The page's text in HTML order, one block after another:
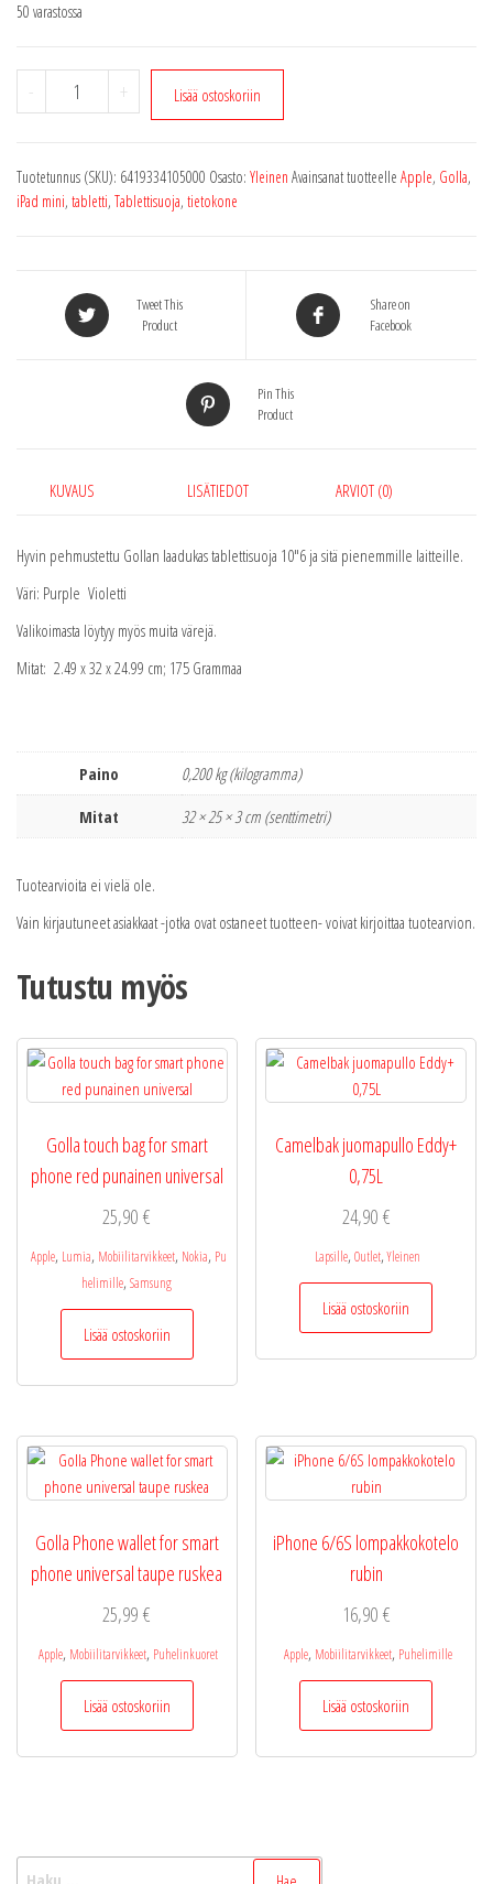
50 varastossa
-
Tabletti
suoja
Violetti
CG1426
+ Lisää ostoskoriin
Tuotetunnus (SKU): 6419334105000 Osasto: Yleinen Avainsanat tuotteelle Apple, Golla,
iPad mini, tabletti, Tablettisuoja, tietokone
Tweet This
Product
Share on
Facebook
Pin This
Product
KUVAUS LISÄTIEDOT ARVIOT (0)
Hyvin pehmustettu Gollan laadukas tablettisuoja 10″6 ja sitä pienemmille laitteille.
Väri: Purple Violetti
Valikoimasta löytyy myös muita värejä.
Mitat: 2.49 x 32 x 24.99 cm; 175 Grammaa
Paino
0,200 kg (kilogramma)
Mitat
32 × 25 × 3 cm (senttimetri)
Tuotearvioita ei vielä ole.
Vain kirjautuneet asiakkaat -jotka ovat ostaneet tuotteen- voivat kirjoittaa tuotearvion.
Tutustu myös
Golla touch bag for smart
phone red punainen universal
25,90€
Apple, Lumia, Mobiilitarvikkeet, Nokia, Pu
helimille, Samsung
Lisää ostoskoriin
Camelbak juomapullo Eddy+
0,75L
24,90 €
Lapsille, Outlet, Yleinen
Lisää ostoskoriin
Golla Phone wallet for smart
phone universal taupe ruskea
25,99€
Apple, Mobiilitarvikkeet, Puhelinkuoret
Lisää ostoskoriin
iPhone 6/6S lompakkokotelo
rubin
16,90 €
Apple, Mobiilitarvikkeet, Puhelimille
Lisää ostoskoriin
Haku: